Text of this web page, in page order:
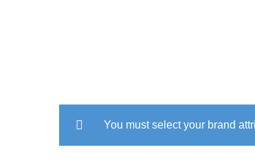
You must select your brand